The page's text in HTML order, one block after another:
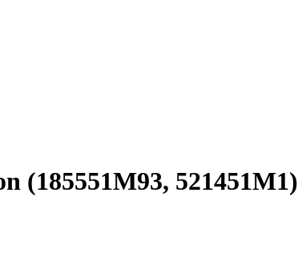
(185551M93, 521451M1)